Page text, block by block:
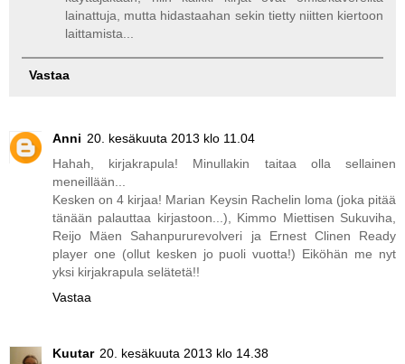
lainattuja, mutta hidastaahan sekin tietty niitten kiertoon
laittamista...
Vastaa
Anni 20. kesäkuuta 2013 klo 11.04
Hahah, kirjakrapula! Minullakin taitaa olla sellainen
meneillään...
Kesken on 4 kirjaa! Marian Keysin Rachelin loma (joka pitää
tänään palauttaa kirjastoon...), Kimmo Miettisen Sukuviha,
Reijo Mäen Sahanpururevolveri ja Ernest Clinen Ready
player one (ollut kesken jo puoli vuotta!) Eiköhän me nyt
yksi kirjakrapula selätetä!!
Vastaa
Kuutar 20. kesäkuuta 2013 klo 14.38